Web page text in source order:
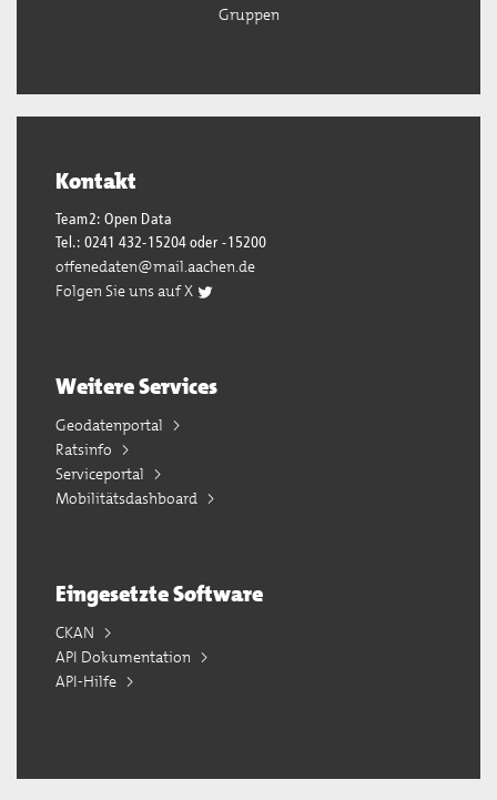
Gruppen
Kontakt
Team2: Open Data
Tel.: 0241 432-15204 oder -15200
offenedaten@mail.aachen.de
Folgen Sie uns auf X
Weitere Services
Geodatenportal
Ratsinfo
Serviceportal
Mobilitätsdashboard
Eingesetzte Software
CKAN
API Dokumentation
API-Hilfe